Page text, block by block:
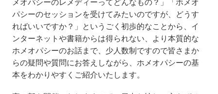
パシーのセッションを受けてみたいのですが、どうす
ればいいですか？」というごく初歩的なことから、イ
ンターネットや書籍からは得られない、より本質的な
ホメオパシーのお話まで、少人数制ですので皆さまか
らの疑問や質問にお答えしながら、ホメオパシーの基
本をわかりやすくご紹介いたします。